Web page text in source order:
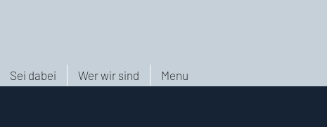
Menu
Wer wir sind
Sei dabei